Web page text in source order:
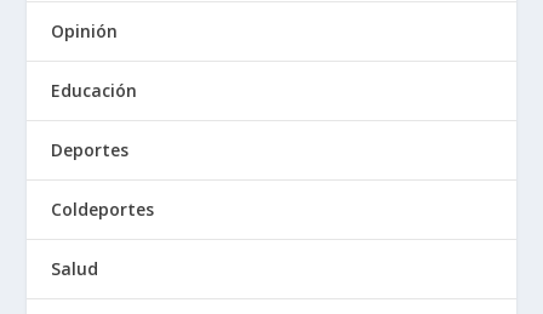
Opinión
Educación
Deportes
Coldeportes
Salud